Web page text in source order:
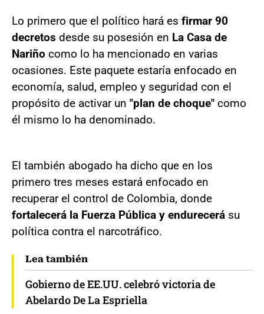
Lo primero que el político hará es firmar 90
decretos desde su posesión en La Casa de
Nariño como lo ha mencionado en varias
ocasiones. Este paquete estaría enfocado en
economía, salud, empleo y seguridad con el
propósito de activar un "plan de choque" como
él mismo lo ha denominado.
El también abogado ha dicho que en los
primero tres meses estará enfocado en
recuperar el control de Colombia, donde
fortalecerá la Fuerza Pública y endurecerá su
política contra el narcotráfico.
Lea también
Gobierno de EE.UU. celebró victoria de
Abelardo De La Espriella